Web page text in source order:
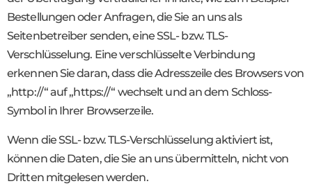
Bestellungen oder Anfragen, die Sie an uns als
Seitenbetreiber senden, eine SSL- bzw. TLS-
Verschlüsselung. Eine verschlüsselte Verbindung
erkennen Sie daran, dass die Adresszeile des Browsers von
„http://“ auf „https://“ wechselt und an dem Schloss-
Symbol in Ihrer Browserzeile.
Wenn die SSL- bzw. TLS-Verschlüsselung aktiviert ist,
können die Daten, die Sie an uns übermitteln, nicht von
Dritten mitgelesen werden.